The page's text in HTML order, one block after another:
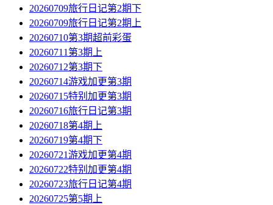
20260709旅行日记第2期下
20260709旅行日记第2期上
20260710第3期超前彩蛋
20260711第3期上
20260712第3期下
20260714游戏加更第3期
20260715特别加更第3期
20260716旅行日记第3期
20260718第4期上
20260719第4期下
20260721游戏加更第4期
20260722特别加更第4期
20260723旅行日记第4期
20260725第5期上